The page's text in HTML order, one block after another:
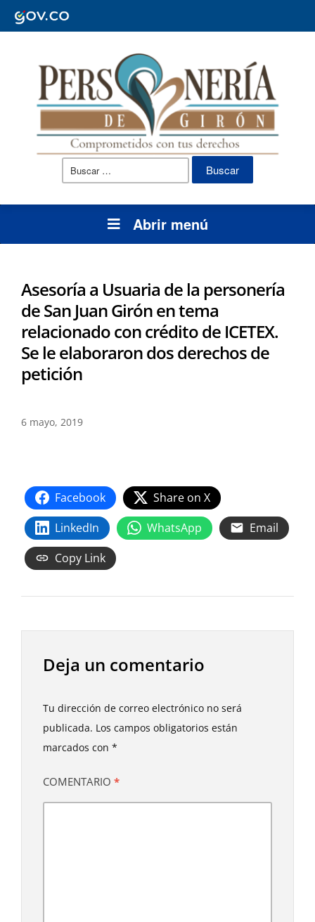
Buscar:
Abrir menú
Asesoría a Usuaria de la personería
de San Juan Girón en tema
relacionado con crédito de ICETEX.
Se le elaboraron dos derechos de
petición
6 mayo, 2019
Facebook
Share on X
LinkedIn
WhatsApp
Email
Copy Link
Deja un comentario
Tu dirección de correo electrónico no será
publicada. Los campos obligatorios están
marcados con *
COMENTARIO *